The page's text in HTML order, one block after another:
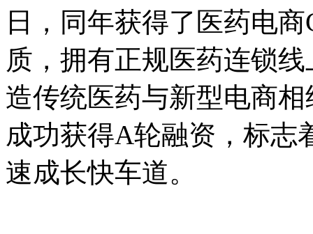
日，同年获得了医药电
质，拥有正规医药连锁
造传统医药与新型电商
成功获得A轮融资，标志
速成长快车道。